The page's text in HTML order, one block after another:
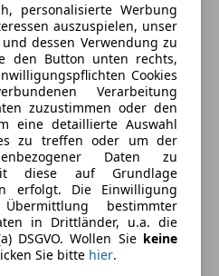
Diesel
4,70l/100 km (komb.)
personalisierte Werbung
auszuspielen, unser
dessen Verwendung zu
den Button unten rechts,
Cookies
Verarbeitung
zuzustimmen oder den
eine detaillierte Auswahl
zu treffen oder um der
Daten zu
diese auf Grundlage
erfolgt. Die Einwilligung
bestimmter
in Drittländer, u.a. die
DSGVO. Wollen Sie keine
Sie bitte hier.